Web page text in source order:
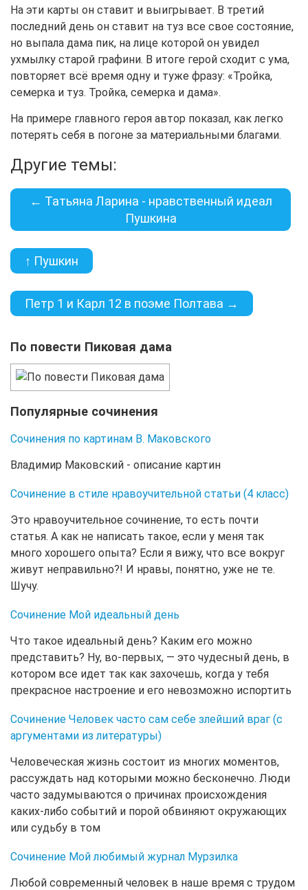
На эти карты он ставит и выигрывает. В третий
последний день он ставит на туз все свое состояние,
но выпала дама пик, на лице которой он увидел
ухмылку старой графини. В итоге герой сходит с ума,
повторяет всё время одну и туже фразу: «Тройка,
семерка и туз. Тройка, семерка и дама».
На примере главного героя автор показал, как легко
потерять себя в погоне за материальными благами.
Другие темы:
← Татьяна Ларина - нравственный идеал
Пушкина
↑ Пушкин
Петр 1 и Карл 12 в поэме Полтава →
По повести Пиковая дама
Популярные сочинения
Сочинения по картинам В. Маковского
Владимир Маковский - описание картин
Сочинение в стиле нравоучительной статьи (4 класс)
Это нравоучительное сочинение, то есть почти
статья. А как не написать такое, если у меня так
много хорошего опыта? Если я вижу, что все вокруг
живут неправильно?! И нравы, понятно, уже не те.
Шучу.
Сочинение Мой идеальный день
Что такое идеальный день? Каким его можно
представить? Ну, во-первых, — это чудесный день, в
котором все идет так как захочешь, когда у тебя
прекрасное настроение и его невозможно испортить
Сочинение Человек часто сам себе злейший враг (с
аргументами из литературы)
Человеческая жизнь состоит из многих моментов,
рассуждать над которыми можно бесконечно. Люди
часто задумываются о причинах происхождения
каких-либо событий и порой обвиняют окружающих
или судьбу в том
Сочинение Мой любимый журнал Мурзилка
Любой современный человек в наше время с трудом